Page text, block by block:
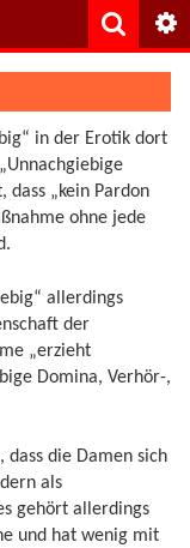
in der Erotik dort
dass „kein Pardon
ohne jede
allerdings
der
„erzieht
Domina, Verhör-,
die Damen sich
als
gehört allerdings
und hat wenig mit